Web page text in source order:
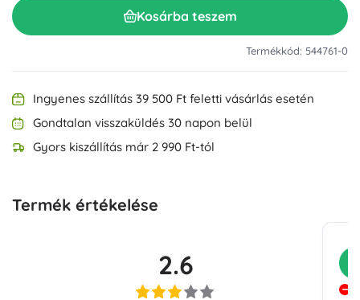
Kosárba teszem
Termékkód: 544761-0
Ingyenes szállítás 39 500 Ft feletti vásárlás esetén
Gondtalan visszaküldés 30 napon belül
Gyors kiszállítás már 2 990 Ft-tól
Termék értékelése
2.6